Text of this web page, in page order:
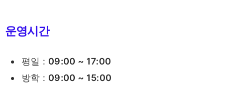
운영시간
평일 : 09:00 ~ 17:00
방학 : 09:00 ~ 15:00